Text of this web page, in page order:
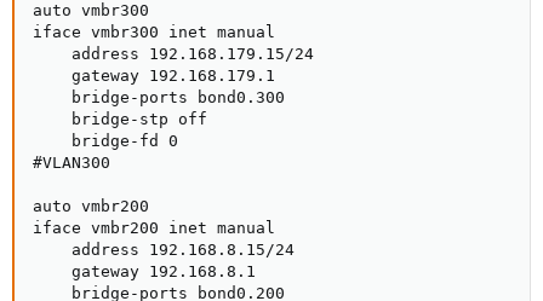
auto vmbr300
iface vmbr300 inet manual
    address 192.168.179.15/24
    gateway 192.168.179.1
    bridge-ports bond0.300
    bridge-stp off
    bridge-fd 0
#VLAN300
auto vmbr200
iface vmbr200 inet manual
    address 192.168.8.15/24
    gateway 192.168.8.1
    bridge-ports bond0.200